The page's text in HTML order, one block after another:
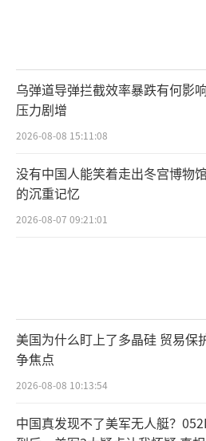
特朗普在讲话中提到“良
许多国家看到了大国间通
问题的可能性。
持谨慎态度的声音提醒，
否，不仅要看即时表态和
后续的落实情况和关系的
应链重组等关键领域的后
政当局在公布具体协议内
说明。但不可否认的是，
的国内程序和相关政策推
乌弹道导弹拦截效率暴跌有何影
压力剧增
2026-08-08 15:11:08
没有中国人能笑着走出冬宫博物
的沉重记忆
2026-08-07 09:21:01
美国为什么盯上了多晶硅 贸易保
争焦点
2026-08-08 10:13:54
中国真发现不了美军无人艇？